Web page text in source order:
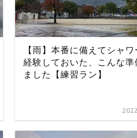
【雨】本番に備えてシャ
経験しておいた、こんな準
ました【練習ラン】